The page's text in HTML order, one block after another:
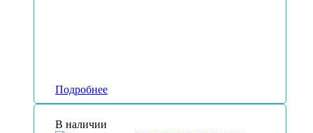
Подробнее
В наличии